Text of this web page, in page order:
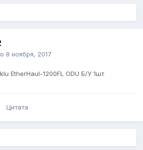
8 ноября, 2017
EtherHaul-1200FL ODU Б/У 1шт
Цитата